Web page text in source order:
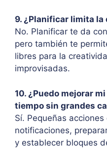
9. ¿Planificar limita la
No. Planificar te da
pero también te
libres para la
improvisadas.
10. ¿Puedo mejorar
tiempo sin grandes
Sí. Pequeñas
notificaciones,
y establecer bloques